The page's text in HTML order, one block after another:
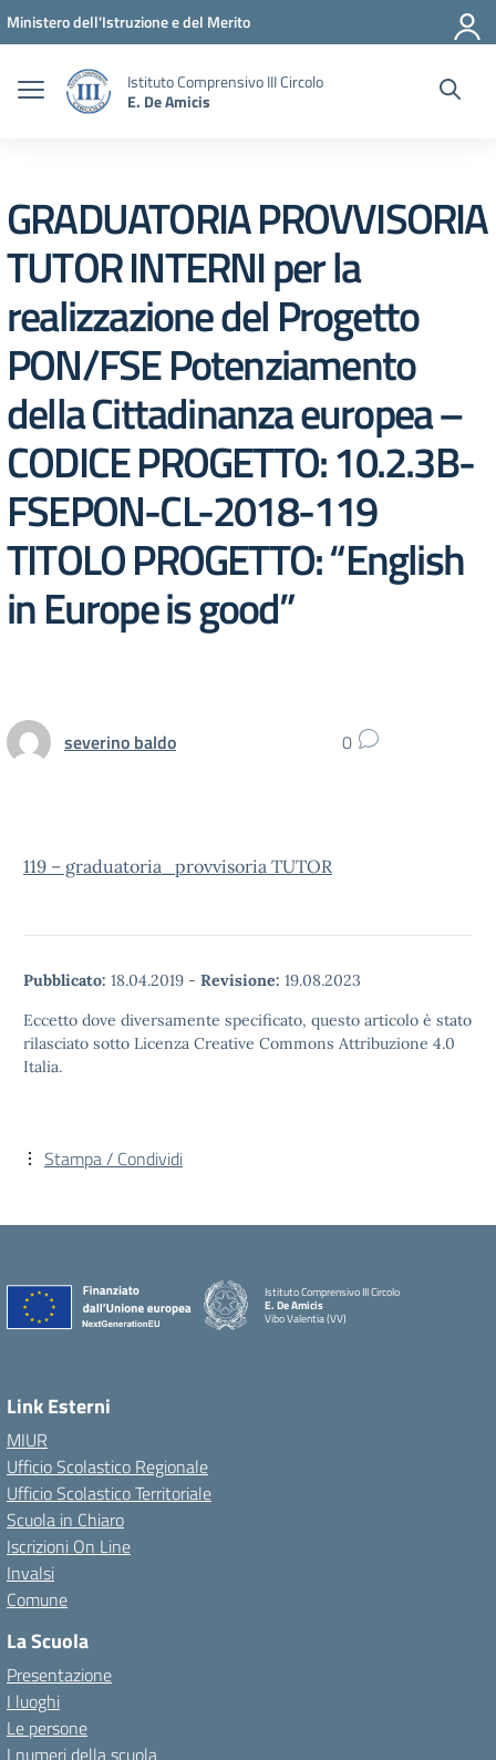
Vai ai contenuti
Vai al menu di navigazione
Vai al footer
Ministero dell'Istruzione e del Merito
Istituto Comprensivo III Circolo
E. De Amicis
GRADUATORIA PROVVISORIA
TUTOR INTERNI per la
realizzazione del Progetto
PON/FSE Potenziamento
della Cittadinanza europea –
CODICE PROGETTO: 10.2.3B-
FSEPON-CL-2018-119
TITOLO PROGETTO: “English
in Europe is good”
severino baldo 0
119 – graduatoria_provvisoria TUTOR
Pubblicato: 18.04.2019 - Revisione: 19.08.2023
Eccetto dove diversamente specificato, questo articolo è stato
rilasciato sotto Licenza Creative Commons Attribuzione 4.0
Italia.
Stampa / Condividi
Istituto Comprensivo III Circolo
E. De Amicis
Vibo Valentia (VV)
Link Esterni
MIUR
Ufficio Scolastico Regionale
Ufficio Scolastico Territoriale
Scuola in Chiaro
Iscrizioni On Line
Invalsi
Comune
La Scuola
Presentazione
I luoghi
Le persone
I numeri della scuola